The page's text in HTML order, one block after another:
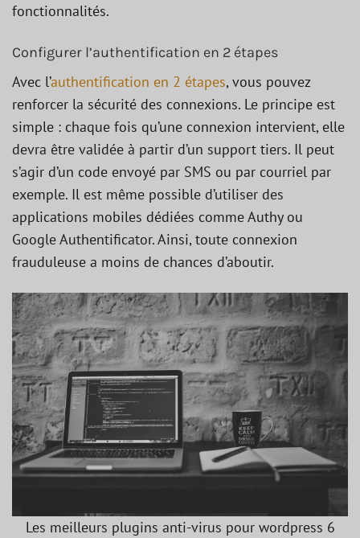
fonctionnalités.
Configurer l’authentification en 2 étapes
Avec l’authentification en 2 étapes, vous pouvez
renforcer la sécurité des connexions. Le principe est
simple : chaque fois qu’une connexion intervient, elle
devra être validée à partir d’un support tiers. Il peut
s’agir d’un code envoyé par SMS ou par courriel par
exemple. Il est même possible d’utiliser des
applications mobiles dédiées comme Authy ou
Google Authentificator. Ainsi, toute connexion
frauduleuse a moins de chances d’aboutir.
Les meilleurs plugins anti-virus pour wordpress 6